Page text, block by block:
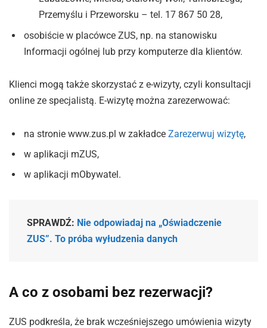
Przemyślu i Przeworsku – tel. 17 867 50 28,
osobiście w placówce ZUS, np. na stanowisku
Informacji ogólnej lub przy komputerze dla klientów.
Klienci mogą także skorzystać z e-wizyty, czyli konsultacji
online ze specjalistą. E-wizytę można zarezerwować:
na stronie www.zus.pl w zakładce Zarezerwuj wizytę,
w aplikacji mZUS,
w aplikacji mObywatel.
SPRAWDŹ: Nie odpowiadaj na „Oświadczenie
ZUS”. To próba wyłudzenia danych
A co z osobami bez rezerwacji?
ZUS podkreśla, że brak wcześniejszego umówienia wizyty